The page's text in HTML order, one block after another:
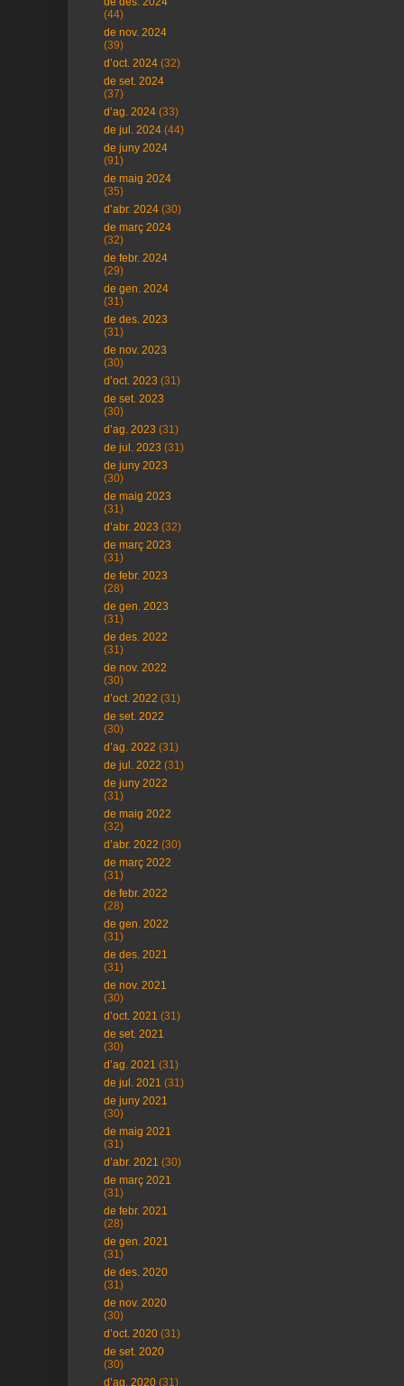
(44)
de nov. 2024
(39)
d’oct. 2024 (32)
de set. 2024
(37)
d’ag. 2024 (33)
de jul. 2024 (44)
de juny 2024
(91)
de maig 2024
(35)
d’abr. 2024 (30)
de març 2024
(32)
de febr. 2024
(29)
de gen. 2024
(31)
de des. 2023
(31)
de nov. 2023
(30)
d’oct. 2023 (31)
de set. 2023
(30)
d’ag. 2023 (31)
de jul. 2023 (31)
de juny 2023
(30)
de maig 2023
(31)
d’abr. 2023 (32)
de març 2023
(31)
de febr. 2023
(28)
de gen. 2023
(31)
de des. 2022
(31)
de nov. 2022
(30)
d’oct. 2022 (31)
de set. 2022
(30)
d’ag. 2022 (31)
de jul. 2022 (31)
de juny 2022
(31)
de maig 2022
(32)
d’abr. 2022 (30)
de març 2022
(31)
de febr. 2022
(28)
de gen. 2022
(31)
de des. 2021
(31)
de nov. 2021
(30)
d’oct. 2021 (31)
de set. 2021
(30)
d’ag. 2021 (31)
de jul. 2021 (31)
de juny 2021
(30)
de maig 2021
(31)
d’abr. 2021 (30)
de març 2021
(31)
de febr. 2021
(28)
de gen. 2021
(31)
de des. 2020
(31)
de nov. 2020
(30)
d’oct. 2020 (31)
de set. 2020
(30)
d’ag. 2020 (31)